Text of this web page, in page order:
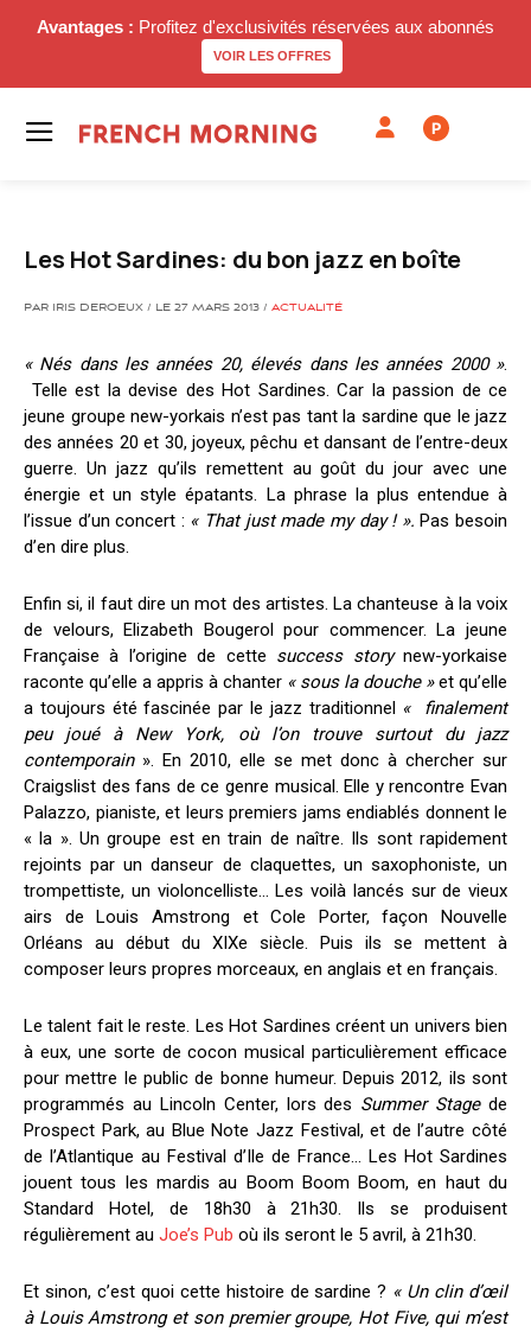
Avantages : Profitez d'exclusivités réservées aux abonnés
VOIR LES OFFRES
P
Les Hot Sardines: du bon jazz en boîte
PAR IRIS DEROEUX / LE 27 MARS 2013 / ACTUALITÉ
« Nés dans les années 20, élevés dans les années 2000 ».
Telle est la devise des Hot Sardines. Car la passion de ce
jeune groupe new-yorkais n’est pas tant la sardine que le jazz
des années 20 et 30, joyeux, pêchu et dansant de l’entre-deux
guerre. Un jazz qu’ils remettent au goût du jour avec une
énergie et un style épatants. La phrase la plus entendue à
l’issue d’un concert : « That just made my day ! ». Pas besoin
d’en dire plus.
Enfin si, il faut dire un mot des artistes. La chanteuse à la voix
de velours, Elizabeth Bougerol pour commencer. La jeune
Française à l’origine de cette success storynew-yorkaise
raconte qu’elle a appris à chanter « sous la douche »et qu’elle
a toujours été fascinée par le jazz traditionnel « finalement
peu joué à New York, où l’on trouve surtout du jazz
contemporain ». En 2010, elle se met donc à chercher sur
Craigslist des fans de ce genre musical. Elle y rencontre Evan
Palazzo, pianiste, et leurs premiers jams endiablés donnent le
« la ». Un groupe est en train de naître. Ils sont rapidement
rejoints par un danseur de claquettes, un saxophoniste, un
trompettiste, un violoncelliste… Les voilà lancés sur de vieux
airs de Louis Amstrong et Cole Porter, façon Nouvelle
Orléans au début du XIXe siècle. Puis ils se mettent à
composer leurs propres morceaux, en anglais et en français.
Le talent fait le reste. Les Hot Sardines créent un univers bien
à eux, une sorte de cocon musical particulièrement efficace
pour mettre le public de bonne humeur. Depuis 2012, ils sont
programmés au Lincoln Center, lors des Summer Stagede
Prospect Park, au Blue Note Jazz Festival, et de l’autre côté
de l’Atlantique au Festival d’Ile de France… Les Hot Sardines
jouent tous les mardis au Boom Boom Boom, en haut du
Standard Hotel, de 18h30 à 21h30. Ils se produisent
régulièrement au Joe’s Pub où ils seront le 5 avril, à 21h30.
Et sinon, c’est quoi cette histoire de sardine ? « Un clin d’œil
à Louis Amstrong et son premier groupe, Hot Five, qui m’est